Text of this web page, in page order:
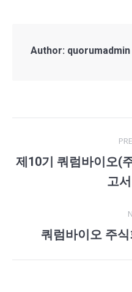
Author: quorumadmin
navigation
제10기 쿼럼바이오(
고
쿼럼바이오 주